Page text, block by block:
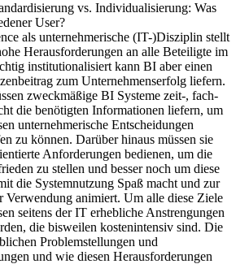
vs. Individualisierung: Was
User?
als unternehmerische (IT-)Disziplin stellt
Herausforderungen an alle Beteiligte im
institutionalisiert kann BI aber einen
zum Unternehmenserfolg liefern.
zweckmäßige BI Systeme zeit-, fach-
die benötigten Informationen liefern, um
unternehmerische Entscheidungen
zu können. Darüber hinaus müssen sie
Anforderungen bedienen, um die
zu stellen und besser noch um diese
die Systemnutzung Spaß macht und zur
Verwendung animiert. Um alle diese Ziele
seitens der IT erhebliche Anstrengungen
die bisweilen kostenintensiv sind. Die
Problemstellungen und
und wie diesen Herausforderungen